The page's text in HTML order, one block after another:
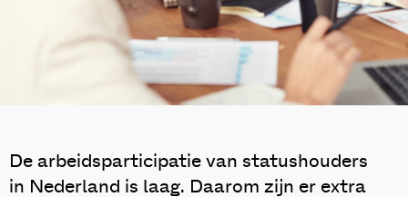
De arbeidsparticipatie van statushouders
in Nederland is laag. Daarom zijn er extra